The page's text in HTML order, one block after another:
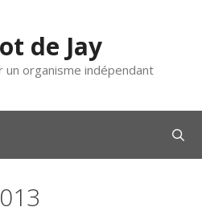
de Jay
organisme indépendant